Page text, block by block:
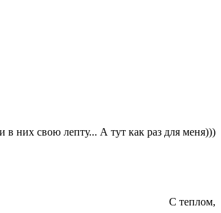
в них свою лепту... А тут как раз для меня)))
С теплом,